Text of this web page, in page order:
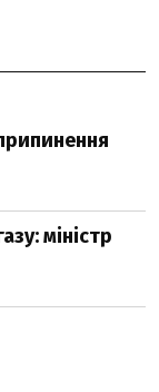
міністр